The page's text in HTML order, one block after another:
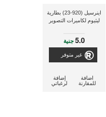
اينرسيل (920-23) بطارية
ليثيوم لكاميرات التصوير
5.0جنية
غير متوفر
إضافة
لرغباتي
اضافة
للمقارنة